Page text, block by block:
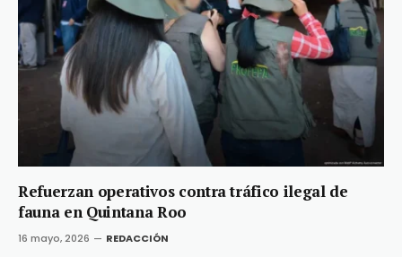
Refuerzan operativos contra tráfico ilegal de
fauna en Quintana Roo
16 mayo, 2026 REDACCIÓN